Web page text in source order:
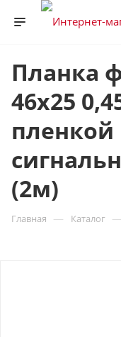
Планка
46х25
пленкой
(2м)
Главная — Каталог —